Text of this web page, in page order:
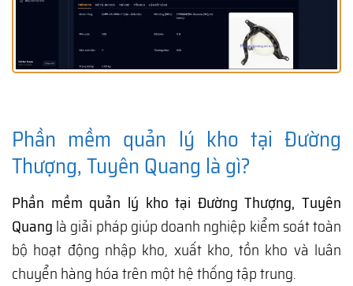
Phần mềm quản lý kho tại Đường
Thượng, Tuyên Quang là gì?
Phần mềm quản lý kho tại Đường Thượng, Tuyên
Quang là giải pháp giúp doanh nghiệp kiểm soát toàn
bộ hoạt động nhập kho, xuất kho, tồn kho và luân
chuyển hàng hóa trên một hệ thống tập trung.